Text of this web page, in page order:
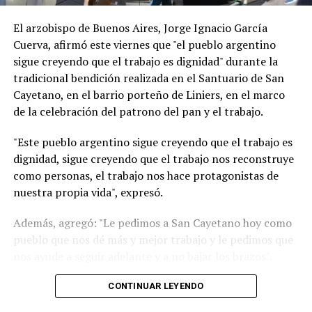
El día del debut del equipo nacional en el Mundial de la
FIFA, la “Pulga” abrió el marcador de la victoria por 3 a 0
y lloró cuando convirtió el primero de sus tres goles. Ese
16 de junio se encendieron los rumores sobre la
preocupación de la estrella por su papá, que no estaba
Dos días después, los parientes de Leo difundieron un
comunicado en el que desmintieron la muerte del
empresario. "La familia informa que Jorge Messi
atraviesa una situación de salud. En estos momentos se
encuentra bajo seguimiento médico, recuperándose y
El mensaje oficial también expresó "profundo
El arzobispo de Buenos Aires, Jorge Ignacio García
Cuerva, afirmó este viernes que "el pueblo argentino
sigue creyendo que el trabajo es dignidad" durante la
tradicional bendición realizada en el Santuario de San
Cayetano, en el barrio porteño de Liniers, en el marco
de la celebración del patrono del pan y el trabajo.
"Este pueblo argentino sigue creyendo que el trabajo es
dignidad, sigue creyendo que el trabajo nos reconstruye
como personas, el trabajo nos hace protagonistas de
nuestra propia vida", expresó.
Además, agregó: "Le pedimos a San Cayetano hoy como
pueblo que nos dé más y mejor trabajo y le pedimos que
"Un signo de esperanza es verlos a todos ustedes
CONTINUAR LEYENDO